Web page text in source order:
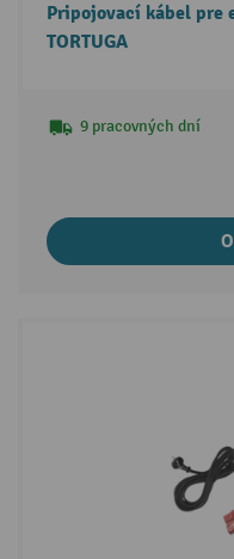
Pripojovací kábel pre
TORTUGA
9 pracovných dní